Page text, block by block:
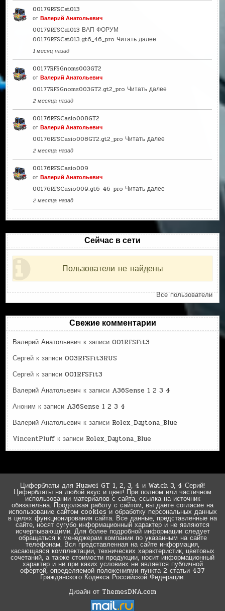
00179RFSCat013
отВалерий Анатольевич
00179RFSCat013 ВАП ФОРУМ
00179RFSCat013.gt6_46_pro Читать далее
1 месяц назад
00177RFSGnoms003GT2
отВалерий Анатольевич
00177RFSGnoms003GT2.gt2_pro Читать далее
2 месяца назад
00176RFSCasio008GT2
отВалерий Анатольевич
00176RFSCasio008GT2.gt2_pro Читать далее
2 месяца назад
00176RFSCasio009
отВалерий Анатольевич
00176RFSCasio009.gt6_46_pro Читать далее
2 месяца назад
Сейчас в сети
Пользователи не найдены
Все пользователи
Свежие комментарии
Валерий Анатольевич к записи001RFSFit3
Сергей к записи003RFSFit3RUS
Сергей к записи001RFSFit3
Валерий Анатольевич к записи A36Sense 1 2 3 4
Аноним к записи A36Sense 1 2 3 4
Валерий Анатольевич к записи Rolex_Daytona_Blue
VincentPluffк записи Rolex_Daytona_Blue
Циферблаты для Huawei GT 1, 2, 3, 4 и Watch 3, 4 Серий!
Циферблаты на любой вкус и цвет! При полном или частичном
использовании материалов с сайта, ссылка на источник
обязательна. Продолжая работу с сайтом, вы даете согласие на
использование сайтом cookies и обработку персональных данных
в целях функционирования сайта. Все данные, представленные на
сайте, носят сугубо информационный характер и не являются
исчерпывающими. Для более подробной информации следует
обращаться к менеджерам компании по указанным на сайте
телефонам. Вся представленная на сайте информация,
касающаяся комплектации, технических характеристик, цветовых
сочетаний, а также стоимости продукции, носит информационный
характер и ни при каких условиях не является публичной
офертой, определяемой положениями пункта 2 статьи 437
Гражданского Кодекса Российской Федерации.
Дизайн от ThemesDNA.com